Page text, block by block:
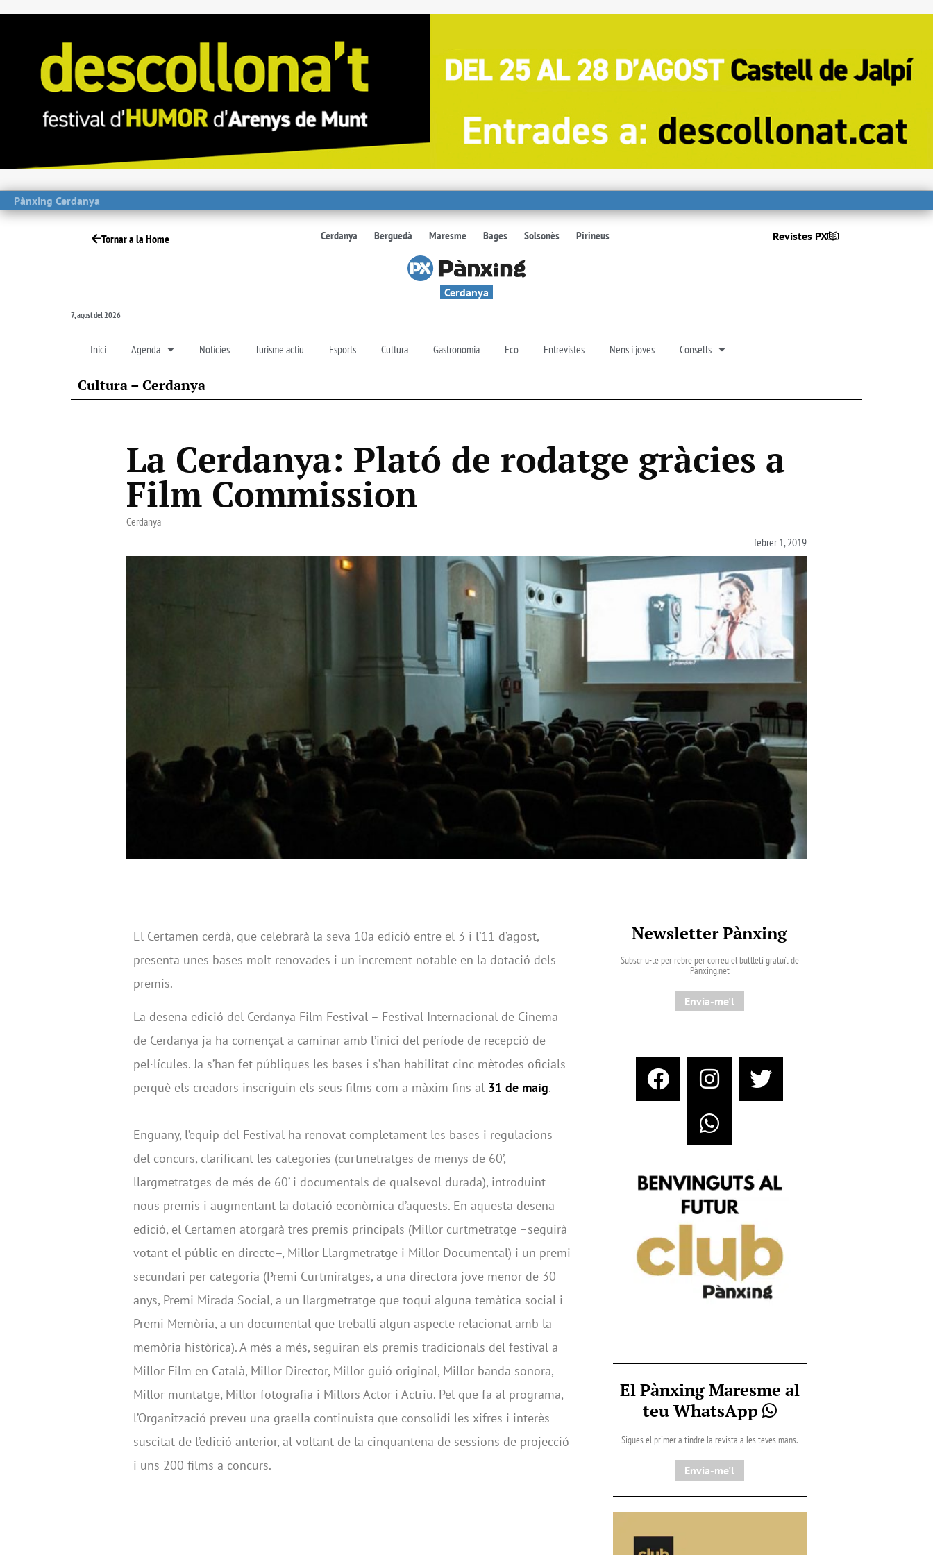
Pànxing Cerdanya
Tornar a la Home Cerdanya Berguedà Maresme Bages Solsonès Pirineus Revistes PX
Cerdanya
7, agost del 2026
Inici Agenda Notícies Turisme actiu Esports Cultura Gastronomia Eco Entrevistes Nens i joves Consells
Cultura – Cerdanya
La Cerdanya: Plató de rodatge gràcies a
Film Commission
Cerdanya
febrer 1, 2019
El Certamen cerdà, que celebrarà la seva 10a edició entre el 3 i l’11 d’agost,
presenta unes bases molt renovades i un increment notable en la dotació dels
premis.
La desena edició del Cerdanya Film Festival – Festival Internacional de Cinema
de Cerdanya ja ha començat a caminar amb l’inici del període de recepció de
pel·lícules. Ja s’han fet públiques les bases i s’han habilitat cinc mètodes oficials
perquè els creadors inscriguin els seus films com a màxim fins al 31 de maig.
Enguany, l’equip del Festival ha renovat completament les bases i regulacions
del concurs, clarificant les categories (curtmetratges de menys de 60’,
llargmetratges de més de 60’ i documentals de qualsevol durada), introduint
nous premis i augmentant la dotació econòmica d’aquests. En aquesta desena
edició, el Certamen atorgarà tres premis principals (Millor curtmetratge –seguirà
votant el públic en directe–, Millor Llargmetratge i Millor Documental) i un premi
secundari per categoria (Premi Curtmiratges, a una directora jove menor de 30
anys, Premi Mirada Social, a un llargmetratge que toqui alguna temàtica social i
Premi Memòria, a un documental que treballi algun aspecte relacionat amb la
memòria històrica). A més a més, seguiran els premis tradicionals del festival a
Millor Film en Català, Millor Director, Millor guió original, Millor banda sonora,
Millor muntatge, Millor fotografia i Millors Actor i Actriu. Pel que fa al programa,
l’Organització preveu una graella continuista que consolidi les xifres i interès
suscitat de l’edició anterior, al voltant de la cinquantena de sessions de projecció
i uns 200 films a concurs.
Newsletter Pànxing
Subscriu-te per rebre per correu el butlletí gratuït de
Pànxing.net​
Envia-me'l
El Pànxing Maresme al
teu WhatsApp
Sigues el primer a tindre la revista a les teves mans.
Envia-me'l